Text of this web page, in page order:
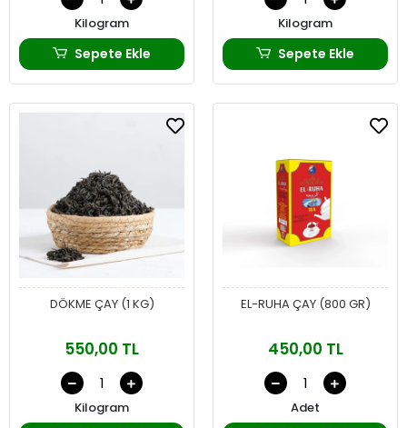
Kilogram
Sepete Ekle
Kilogram
Sepete Ekle
DÖKME ÇAY (1 KG)
550,00 TL
Kilogram
EL-RUHA ÇAY (800 GR)
450,00 TL
Adet